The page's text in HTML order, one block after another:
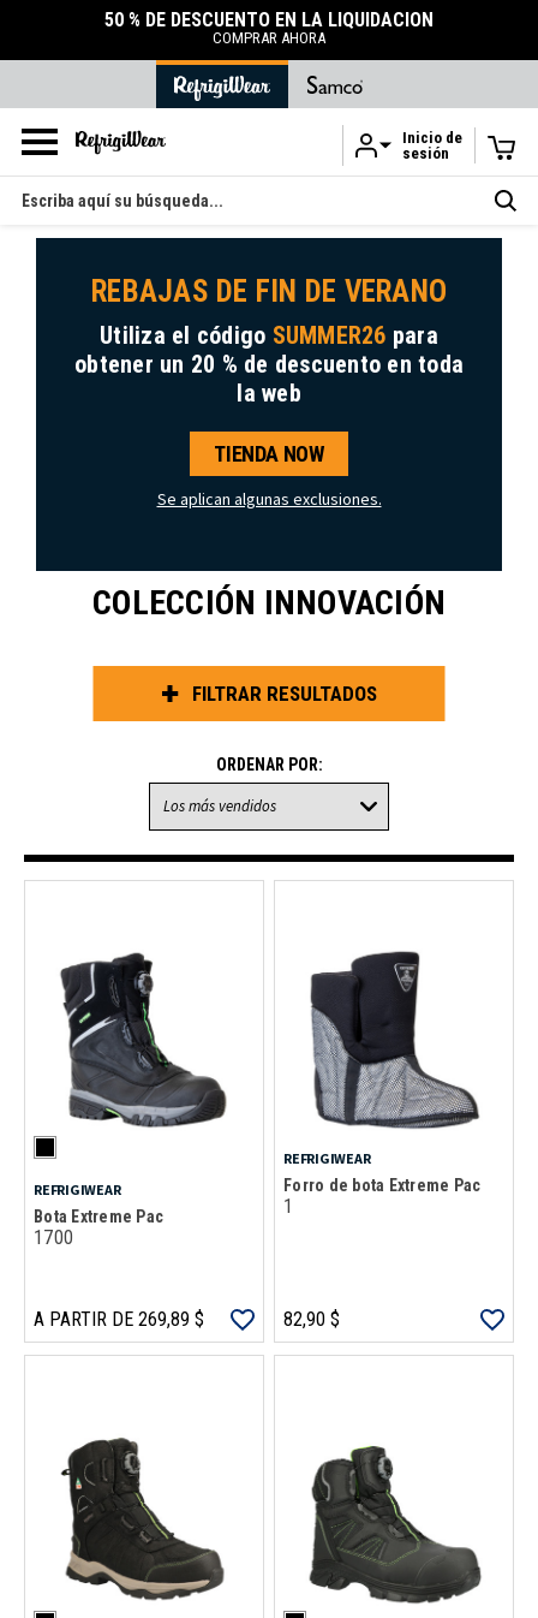
Ir al contenido principal
50 % DE DESCUENTO EN LA LIQUIDACIÓN
COMPRAR AHORA
Inicio de
sesión
Buscar
en
REBAJAS DE FIN DE VERANO
Utiliza el código SUMMER26 para
obtener un 20 % de descuento en toda
la web
TIENDA NOW
Se aplican algunas exclusiones.
COLECCIÓN INNOVACIÓN
FILTRAR RESULTADOS
ORDENAR POR:
REFRIGIWEAR
Bota Extreme Pac
1700
A PARTIR DE 269,89 $
REFRIGIWEAR
Forro de bota Extreme Pac
1
82,90 $